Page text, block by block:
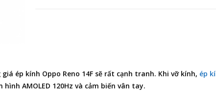
giá ép kính Oppo Reno 14F sẽ rất cạnh tranh. Khi vỡ kính, ép
AMOLED 120Hz và cảm biến vân tay.